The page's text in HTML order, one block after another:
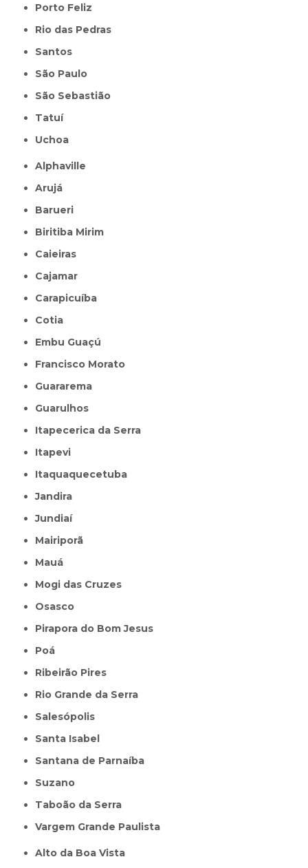
Porto Feliz
Rio das Pedras
Santos
São Paulo
São Sebastião
Tatuí
Uchoa
Alphaville
Arujá
Barueri
Biritiba Mirim
Caieiras
Cajamar
Carapicuíba
Cotia
Embu Guaçú
Francisco Morato
Guararema
Guarulhos
Itapecerica da Serra
Itapevi
Itaquaquecetuba
Jandira
Jundiaí
Mairiporã
Mauá
Mogi das Cruzes
Osasco
Pirapora do Bom Jesus
Poá
Ribeirão Pires
Rio Grande da Serra
Salesópolis
Santa Isabel
Santana de Parnaíba
Suzano
Taboão da Serra
Vargem Grande Paulista
Alto da Boa Vista